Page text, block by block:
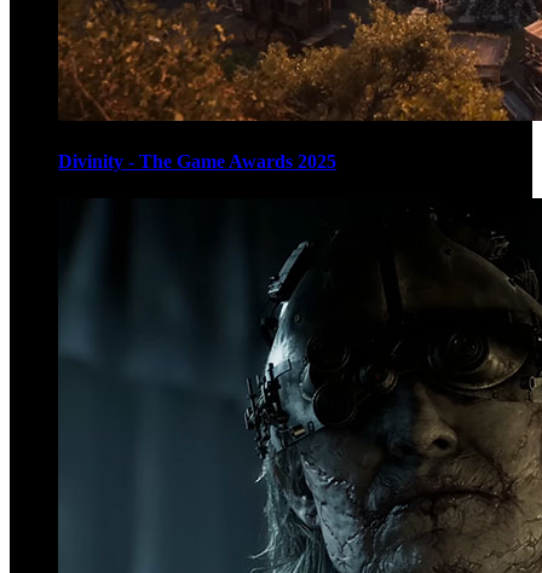
Divinity - The Game Awards 2025